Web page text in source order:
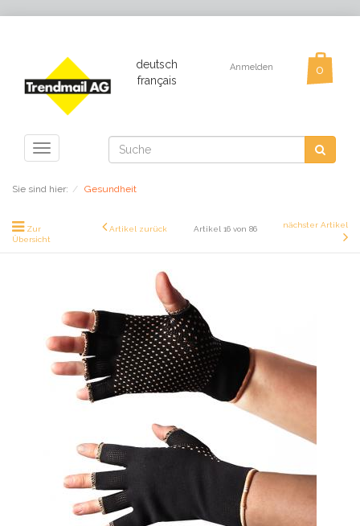
deutsch
français
Anmelden
Toggle
navigation
Sie sind hier: Gesundheit
Zur
Übersicht
Artikel zurück Artikel 16 von 86 nächster Artikel